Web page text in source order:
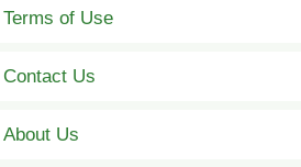
Terms of Use
Contact Us
About Us